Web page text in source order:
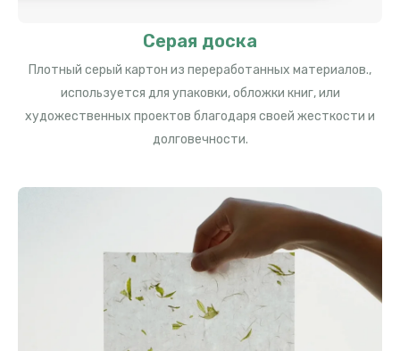
Серая доска
Плотный серый картон из переработанных материалов.,
используется для упаковки, обложки книг, или
художественных проектов благодаря своей жесткости и
долговечности.